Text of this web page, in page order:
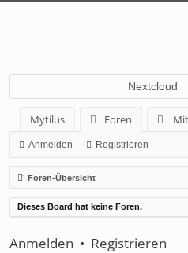
Nextcloud
Mytilus Foren
Anmelden Registrieren
Foren-Übersicht
Dieses Board hat keine Foren.
Anmelden • Registrieren